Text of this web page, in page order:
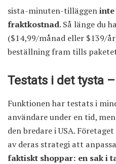
sista-minuten-tilläggeninte
fraktkostnad. Så länge du
($14,99/månad eller $139/
beställning fram tills
Testats i det tysta
Funktionen har testats i
användare under en tid,
den bredare i USA.
av deras strategi att
faktiskt shoppar: en sak i